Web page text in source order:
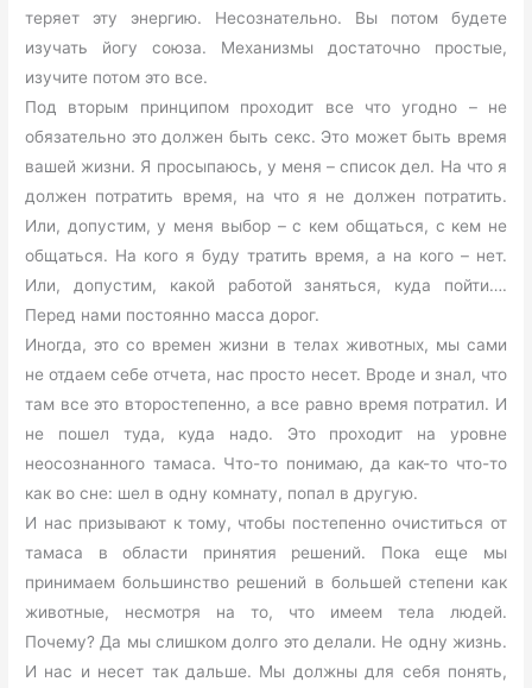
теряет эту энергию. Несознательно. Вы потом будете
изучать йогу союза. Механизмы достаточно простые,
изучите потом это все.
Под вторым принципом проходит все что угодно – не
обязательно это должен быть секс. Это может быть время
вашей жизни. Я просыпаюсь, у меня – список дел. На что я
должен потратить время, на что я не должен потратить.
Или, допустим, у меня выбор – с кем общаться, с кем не
общаться. На кого я буду тратить время, а на кого – нет.
Или, допустим, какой работой заняться, куда пойти….
Перед нами постоянно масса дорог.
Иногда, это со времен жизни в телах животных, мы сами
не отдаем себе отчета, нас просто несет. Вроде и знал, что
там все это второстепенно, а все равно время потратил. И
не пошел туда, куда надо. Это проходит на уровне
неосознанного тамаса. Что-то понимаю, да как-то что-то
как во сне: шел в одну комнату, попал в другую.
И нас призывают к тому, чтобы постепенно очиститься от
тамаса в области принятия решений. Пока еще мы
принимаем большинство решений в большей степени как
животные, несмотря на то, что имеем тела людей.
Почему? Да мы слишком долго это делали. Не одну жизнь.
И нас и несет так дальше. Мы должны для себя понять,